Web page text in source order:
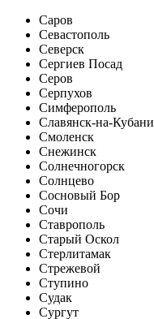
Саров
Севастополь
Северск
Сергиев Посад
Серов
Серпухов
Симферополь
Славянск-на-Кубани
Смоленск
Снежинск
Солнечногорск
Солнцево
Сосновый Бор
Сочи
Ставрополь
Старый Оскол
Стерлитамак
Стрежевой
Ступино
Судак
Сургут